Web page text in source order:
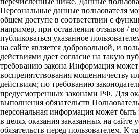
Персональные данные пользователя
общем доступе в соответствии с
например, при оставлении отзывов /
публиковаться указанное
на сайте является добровольной, и
действиями дает согласие на такую
требованию закона Информация
воспрепятствования мошенничеству
действиям; по требованию
предусмотренных законами РФ. Для
выполнения обязательств
персональная информация может быть
в целях оказания заказанных на
обязательств перед пользователем. К